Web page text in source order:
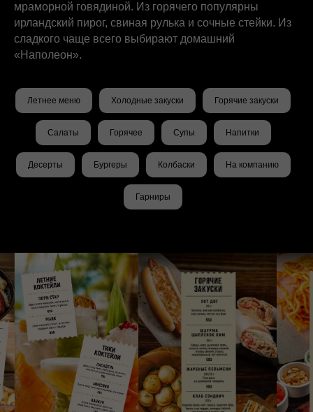
мраморной говядиной. Из горячего популярны
ирландский пирог, свиная рулька и сочные стейки. Из
сладкого чаще всего выбирают домашний
«Наполеон».
Летнее меню Холодные закуски Горячие закуски
Салаты Горячее Супы Напитки
Десерты Бургеры Колбаски На компанию
Гарниры